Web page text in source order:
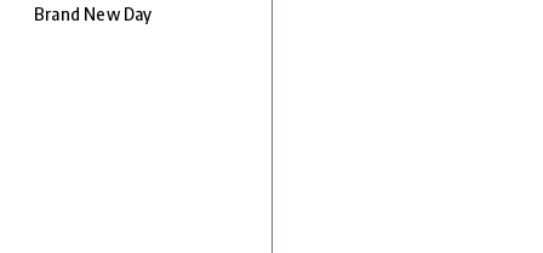
Brand New Day